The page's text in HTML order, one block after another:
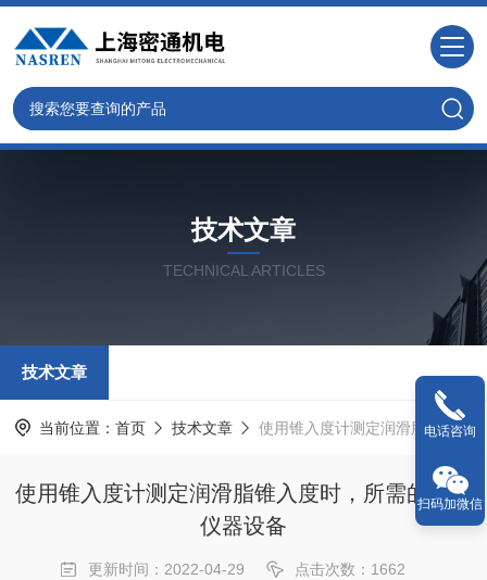
技术文章
TECHNICAL ARTICLES
技术文章
当前位置： 首页 技术文章 使用锥入度计测定润滑脂锥入度时，所需的主要仪器设备
使用锥入度计测定润滑脂锥入度时，所需的主要
仪器设备
更新时间：2022-04-29 点击次数：1662
电话咨询
扫码加微信